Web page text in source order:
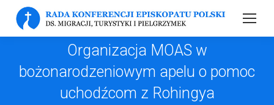
Organizacja MOAS w
bożonarodzeniowym apelu o pomoc
uchodźcom z Rohingya